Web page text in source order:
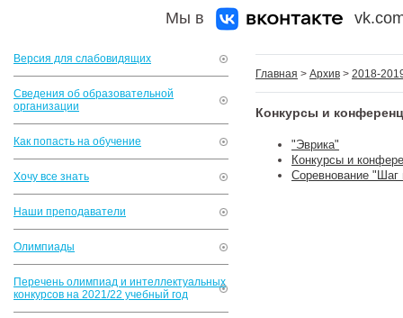
Мы в
Версия для слабовидящих
Сведения об образовательной
организации
Как попасть на обучение
Хочу все знать
Наши преподаватели
Олимпиады
Перечень олимпиад и интеллектуальных
конкурсов на 2021/22 учебный год
Главная > Архив > 2018-
Конкурсы и
"Эврика"
Конкурсы и
Соревнование